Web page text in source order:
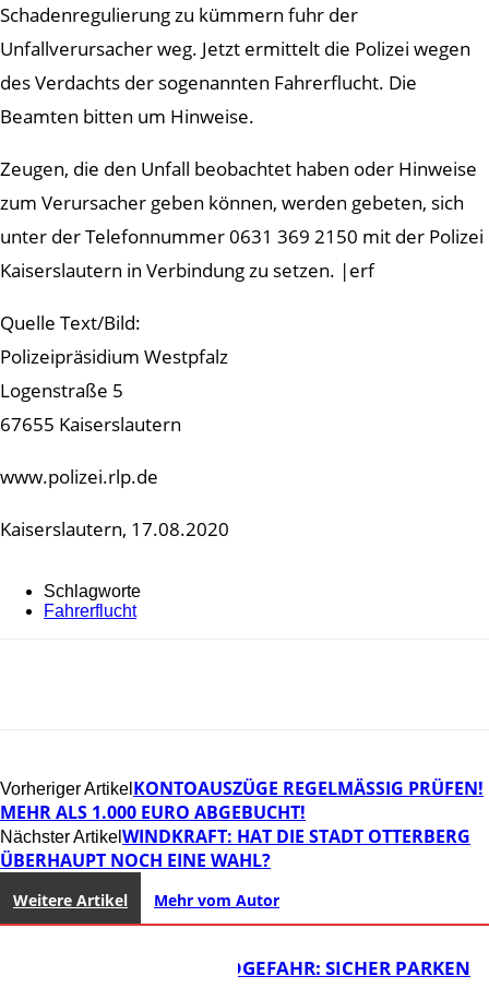
Schadenregulierung zu kümmern fuhr der
Unfallverursacher weg. Jetzt ermittelt die Polizei wegen
des Verdachts der sogenannten Fahrerflucht. Die
Beamten bitten um Hinweise.
Zeugen, die den Unfall beobachtet haben oder Hinweise
zum Verursacher geben können, werden gebeten, sich
unter der Telefonnummer 0631 369 2150 mit der Polizei
Kaiserslautern in Verbindung zu setzen. |erf
Quelle Text/Bild:
Polizeipräsidium Westpfalz
Logenstraße 5
67655 Kaiserslautern
www.polizei.rlp.de
Kaiserslautern, 17.08.2020
Schlagworte
Fahrerflucht
Vorheriger Artikel KONTOAUSZÜGE REGELMÄSSIG PRÜFEN! M
EHR ALS 1.000 EURO ABGEBUCHT!
Nächster Artikel WINDKRAFT: HAT DIE STADT OTTERBERG
ÜBERHAUPT NOCH EINE WAHL?
Weitere Artikel Mehr vom Autor
WALDBRANDGEFAHR: SICHER PARKEN